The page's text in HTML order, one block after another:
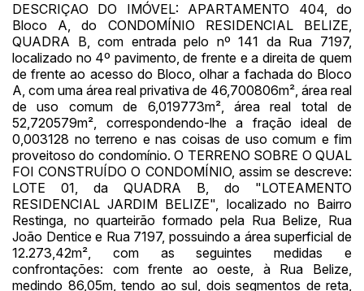
DESCRIÇAO DO IMÓVEL: APARTAMENTO 404, do
Bloco A, do CONDOMÍNIO RESIDENCIAL BELIZE,
QUADRA B, com entrada pelo nº 141 da Rua 7197,
localizado no 4º pavimento, de frente e a direita de quem
de frente ao acesso do Bloco, olhar a fachada do Bloco
A, com uma área real privativa de 46,700806m², área real
de uso comum de 6,019773m², área real total de
52,720579m², correspondendo-lhe a fração ideal de
0,003128 no terreno e nas coisas de uso comum e fim
proveitoso do condomínio. O TERRENO SOBRE O QUAL
FOI CONSTRUÍDO O CONDOMÍNIO, assim se descreve:
LOTE 01, da QUADRA B, do "LOTEAMENTO
RESIDENCIAL JARDIM BELIZE", localizado no Bairro
Restinga, no quarteirão formado pela Rua Belize, Rua
João Dentice e Rua 7197, possuindo a área superficial de
12.273,42m², com as seguintes medidas e
confrontações: com frente ao oeste, à Rua Belize,
medindo 86,05m, tendo ao sul, dois segmentos de reta,
14/04/2025 18:43:11 TIAGOFELIPE R$ 1,00
14/04/2025 18:43:11 TIAGOFELIPE R$ 1,00
14/04/2025 18:43:11 TIAGOFELIPE R$ 1,00
Clique aqui para fazer login